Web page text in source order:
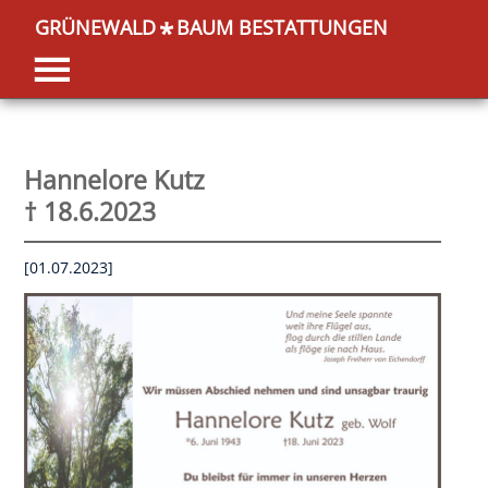
GRÜNEWALD*BAUM BESTATTUNGEN
Hannelore Kutz
† 18.6.2023
[01.07.2023]